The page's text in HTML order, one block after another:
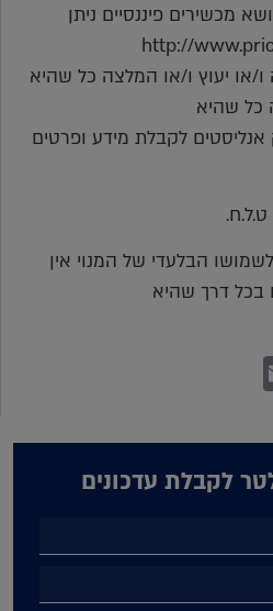
מכשירים פיננסיים ניתן
או יעוץ ו/או המלצה כל שהיא
כל שהיא
אנליסטים לקבלת מידע ופרטים
ט.ל.ח.
הבלעדי של המנוי אין
בכל דרך שהיא
לקבלת עדכונים